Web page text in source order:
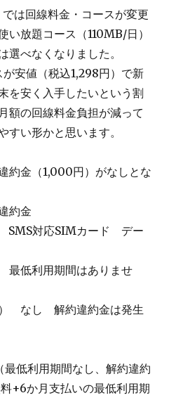
では回線料金・コースが変更
い放題コース（110MB/日）
選べなくなりました。
安値（税込1,298円）で新
を安く入手したいという割
額の回線料金負担が減って
すい形かと思います。
約金（1,000円）がなしとな
約金
SMS対応SIMカード デー
低利用期間はありませ
） なし 解約違約金は発生
低利用期間なし、解約違約
+6か月支払いの最低利用期